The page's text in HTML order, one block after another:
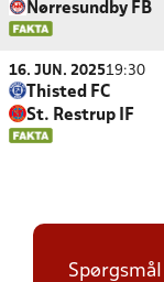
Nørresundby FB
16. JUN. 202519:30
Thisted FC
St. Restrup IF